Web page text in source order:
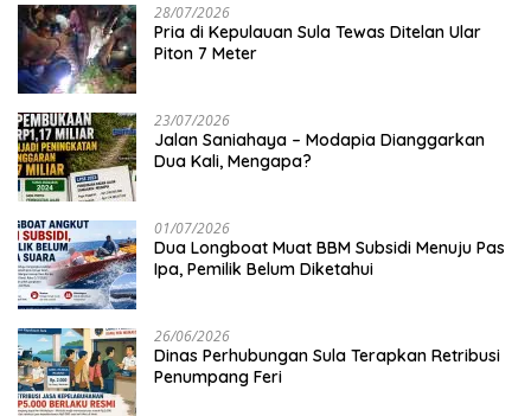
28/07/2026
Pria di Kepulauan Sula Tewas Ditelan Ular
Piton 7 Meter
23/07/2026
Jalan Saniahaya – Modapia Dianggarkan
Dua Kali, Mengapa?
01/07/2026
Dua Longboat Muat BBM Subsidi Menuju Pas
Ipa, Pemilik Belum Diketahui
26/06/2026
Dinas Perhubungan Sula Terapkan Retribusi
Penumpang Feri